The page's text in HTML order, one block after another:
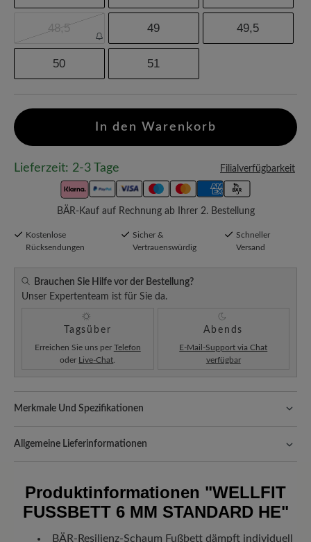
48,5 49 49,5
50 51
In den Warenkorb
Lieferzeit: 2-3 Tage Filialverfügbarkeit
BÄR-Kauf auf Rechnung ab Ihrer 2. Bestellung
Kostenlose
Rücksendungen
Sicher &
Vertrauenswürdig
Schneller
Versand
Brauchen Sie Hilfe vor der Bestellung?
Unser Expertenteam ist für Sie da.
Tagsüber
Erreichen Sie uns per Telefon
oder Live-Chat
Abends
E-Mail-Support via Chat
verfügbar
Merkmale Und Spezifikationen
kräftige Füße
Allgemeine Lieferinformationen
hinzugefügt – unabhängig vom Bestellwert.
Freuen Sie sich auf Ihr Paket!Sobald Ihre Bestellung unser Lager in
Produktinformationen "WELLFIT
FUSSBETT 6 MM STANDARD HE"
BÄR-Resilienz-Schaum Fußbett dämpft individuell